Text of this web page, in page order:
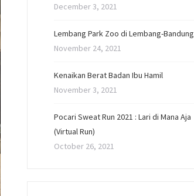
December 3, 2021
Lembang Park Zoo di Lembang-Bandung
November 24, 2021
Kenaikan Berat Badan Ibu Hamil
November 3, 2021
Pocari Sweat Run 2021 : Lari di Mana Aja
(Virtual Run)
October 26, 2021